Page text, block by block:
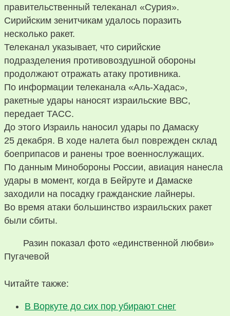
правительственный телеканал «Сурия».
Сирийским зенитчикам удалось поразить
несколько ракет.
Телеканал указывает, что сирийские
подразделения противовоздушной обороны
продолжают отражать атаку противника.
По информации телеканала «Аль-Хадас»,
ракетные удары наносят израильские ВВС,
передает ТАСС.
До этого Израиль наносил удары по Дамаску
25 декабря. В ходе налета был поврежден склад
боеприпасов и ранены трое военнослужащих.
По данным Минобороны России, авиация нанесла
удары в момент, когда в Бейруте и Дамаске
заходили на посадку гражданские лайнеры.
Во время атаки большинство израильских ракет
были сбиты.
Разин показал фото «единственной любви»
Пугачевой
Читайте также:
В Воркуте до сих пор убирают снег